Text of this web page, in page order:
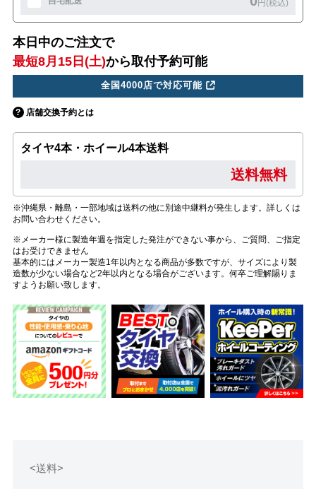
円(税込)
本日中のご注文で
最短8月15日(土)から取付予約可能
全国4000店で対応可能
店舗交換予約とは
タイヤ4本・ホイール4本送料
送料無料
※沖縄県・離島・一部地域は送料の他に別途中継料が発生します。詳しくは
お問い合わせください。
※メーカー様に製造年週を指定した発注ができない事から、ご質問、ご指定
はお受けできません
基本的にはメーカー製造1年以内となる商品が多数ですが、サイズにより製
造数が少ない場合など2年以内となる場合がございます。何卒ご理解賜りま
すようお願い致します。
<送料>